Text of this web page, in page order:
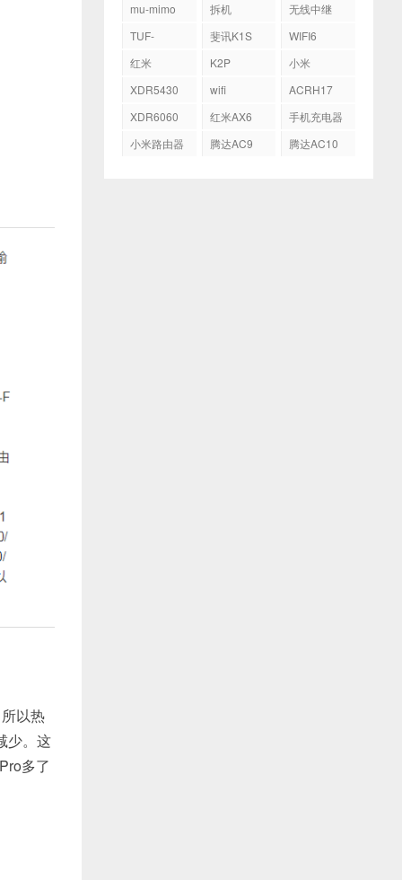
以热
少。这
多了
mu-mimo
拆机
无线中继
TUF-
斐讯K1S
WIFI6
红米
K2P
小米
XDR5430 wifi
ACRH17
XDR6060
红米AX6
手机充电器
小米路由器
腾达AC9 腾达AC10